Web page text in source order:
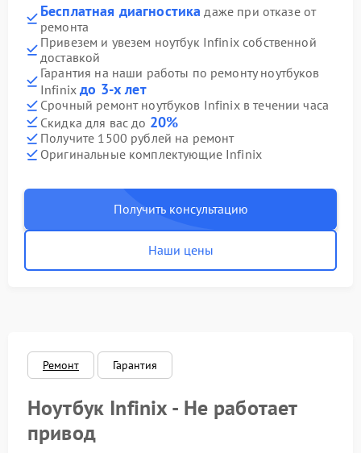
Бесплатная диагностика даже при отказе от
ремонта
Привезем и увезем ноутбук Infinix собственной
доставкой
Гарантия на наши работы по ремонту ноутбуков
Infinixдо 3-х лет
Срочный ремонт ноутбуков Infinix в течении часа
Скидка для вас до 20%
Получите 1500 рублей на ремонт
Оригинальные комплектующие Infinix
Получить консультацию
Наши цены
Ремонт Гарантия
Ноутбук Infinix - Не работает
привод